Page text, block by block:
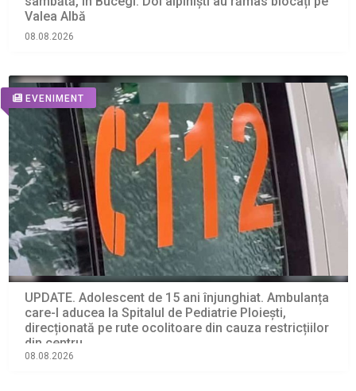
Valea Albă
08.08.2026
EVENIMENT
UPDATE. Adolescent de 15 ani înjunghiat. Ambulanța
care-l aducea la Spitalul de Pediatrie Ploiești,
direcționată pe rute ocolitoare din cauza restricțiilor
din centru
08.08.2026